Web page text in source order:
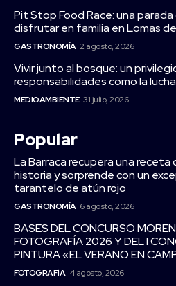
Pit Stop Food Race: una
disfrutar en familia en Lomas
GASTRONOMÍA 2 agosto, 2026
Vivir junto al bosque: un
responsabilidades como la
MEDIOAMBIENTE 31 julio, 2026
Popular
La Barraca recupera una receta
historia y sorprende con un
tarantelo de atún rojo
GASTRONOMÍA 6 agosto, 2026
BASES DEL CONCURSO
FOTOGRAFÍA 2026 Y DEL I
PINTURA «EL VERANO EN
FOTOGRAFÍA 4 agosto, 2026